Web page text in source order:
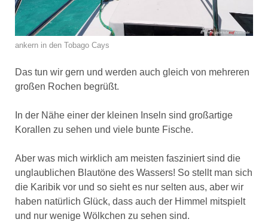
ankern in den Tobago Cays
Das tun wir gern und werden auch gleich von mehreren
großen Rochen begrüßt.
In der Nähe einer der kleinen Inseln sind großartige
Korallen zu sehen und viele bunte Fische.
Aber was mich wirklich am meisten fasziniert sind die
unglaublichen Blautöne des Wassers! So stellt man sich
die Karibik vor und so sieht es nur selten aus, aber wir
haben natürlich Glück, dass auch der Himmel mitspielt
und nur wenige Wölkchen zu sehen sind.